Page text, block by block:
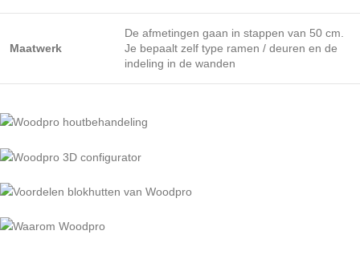
Maatwerk
De afmetingen gaan in stappen van 50 cm.
Je bepaalt zelf type ramen / deuren en de
indeling in de wanden